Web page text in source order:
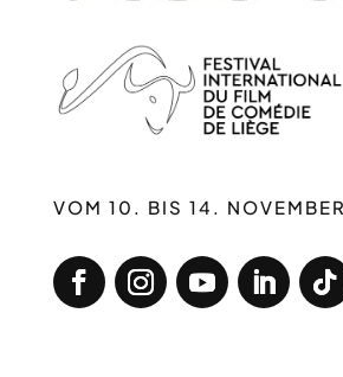
VOM 10. BIS 14.